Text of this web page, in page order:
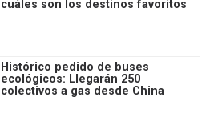
cuáles son los destinos favoritos
Histórico pedido de buses
ecológicos: Llegarán 250
colectivos a gas desde China